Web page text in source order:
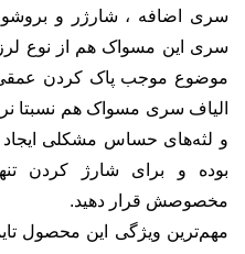
سری اضافه ، شارژر و
سری این مسواک هم از نوع
موضوع موجب پاک کردن عمقی
الیاف سری مسواک هم نسبتا
و لثه‌های حساس مشکلی
بوده و برای شارژ کردن
مخصوصش قرار دهید.